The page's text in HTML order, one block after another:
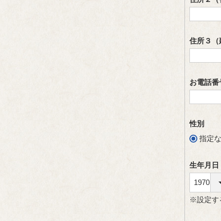
住所３
お電話
性別
指定
生年月日
※設定す